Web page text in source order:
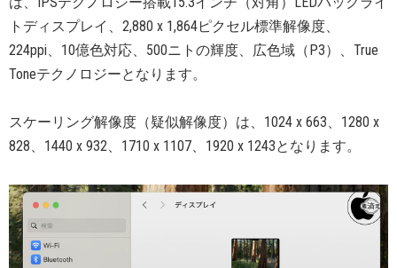
トディスプレイ、2,880 x 1,864ピクセル標準解像度、
224ppi、10億色対応、500ニトの輝度、広色域（P3）、True
Toneテクノロジーとなります。
スケーリング解像度（疑似解像度）は、1024 x 663、1280 x
828、1440 x 932、1710 x 1107、1920 x 1243となります。